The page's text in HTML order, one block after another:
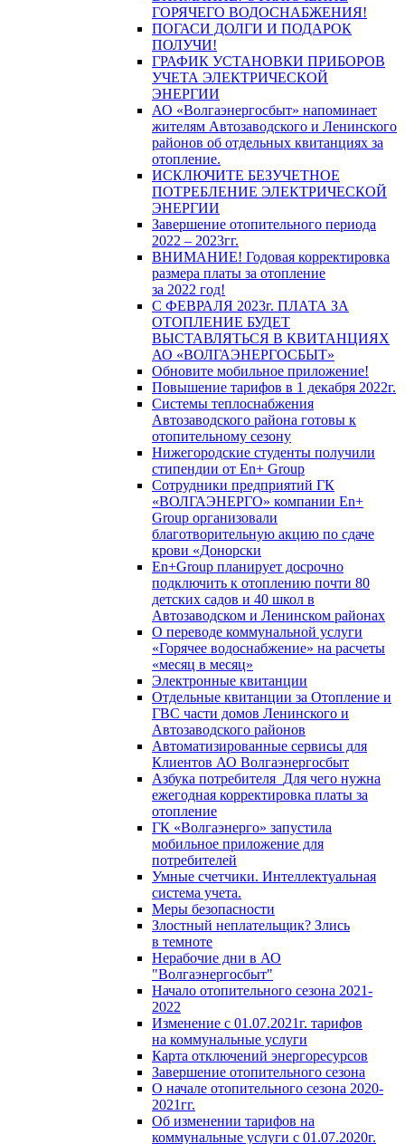
ГОРЯЧЕГО ВОДОСНАБЖЕНИЯ!
ПОГАСИ ДОЛГИ И ПОДАРОК
ПОЛУЧИ!
ГРАФИК УСТАНОВКИ ПРИБОРОВ
УЧЕТА ЭЛЕКТРИЧЕСКОЙ
ЭНЕРГИИ
АО «Волгаэнергосбыт» напоминает
жителям Автозаводского и Ленинского
районов об отдельных квитанциях за
отопление.
ИСКЛЮЧИТЕ БЕЗУЧЕТНОЕ
ПОТРЕБЛЕНИЕ ЭЛЕКТРИЧЕСКОЙ
ЭНЕРГИИ
Завершение отопительного периода
2022 – 2023гг.
ВНИМАНИЕ! Годовая корректировка
размера платы за отопление
за 2022 год!
С ФЕВРАЛЯ 2023г. ПЛАТА ЗА
ОТОПЛЕНИЕ БУДЕТ
ВЫСТАВЛЯТЬСЯ В КВИТАНЦИЯХ
АО «ВОЛГАЭНЕРГОСБЫТ»
Обновите мобильное приложение!
Повышение тарифов в 1 декабря 2022г.
Системы теплоснабжения
Автозаводского района готовы к
отопительному сезону
Нижегородские студенты получили
стипендии от En+ Group
Сотрудники предприятий ГК
«ВОЛГАЭНЕРГО» компании En+
Group организовали
благотворительную акцию по сдаче
крови «Донорски
En+Group планирует досрочно
подключить к отоплению почти 80
детских садов и 40 школ в
Автозаводском и Ленинском районах
О переводе коммунальной услуги
«Горячее водоснабжение» на расчеты
«месяц в месяц»
Электронные квитанции
Отдельные квитанции за Отопление и
ГВС части домов Ленинского и
Автозаводского районов
Автоматизированные сервисы для
Клиентов АО Волгаэнергосбыт
Азбука потребителя_Для чего нужна
ежегодная корректировка платы за
отопление
ГК «Волгаэнерго» запустила
мобильное приложение для
потребителей
Умные счетчики. Интеллектуальная
система учета.
Меры безопасности
Злостный неплательщик? Злись
в темноте
Нерабочие дни в АО
"Волгаэнергосбыт"
Начало отопительного сезона 2021-
2022
Изменение с 01.07.2021г. тарифов
на коммунальные услуги
Карта отключений энергоресурсов
Завершение отопительного сезона
О начале отопительного сезона 2020-
2021гг.
Об изменении тарифов на
коммунальные услуги с 01.07.2020г.